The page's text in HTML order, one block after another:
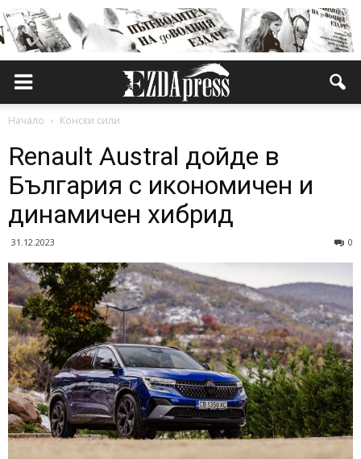
Начало Конски сили
Renault Austral дойде в
България с икономичен и
динамичен хибрид
31.12.2023 0